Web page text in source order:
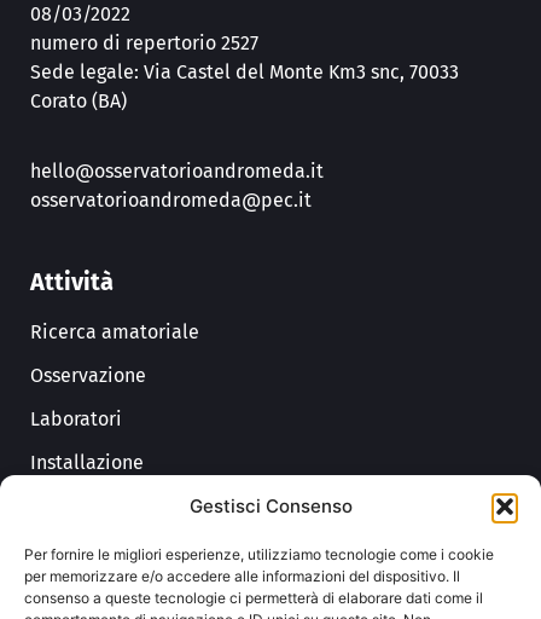
Gestisci Consenso
Per fornire le migliori esperienze, utilizziamo tecnologie come i cookie
per memorizzare e/o accedere alle informazioni del dispositivo. Il
consenso a queste tecnologie ci permetterà di elaborare dati come il
08/03/2022
numero di repertorio 2527
Sede legale: Via Castel del Monte Km3 snc, 70033
Corato (BA)
hello@osservatorioandromeda.it
osservatorioandromeda@pec.it
Attività
Ricerca amatoriale
Osservazione
Laboratori
Installazione
Astrofotografia
Link